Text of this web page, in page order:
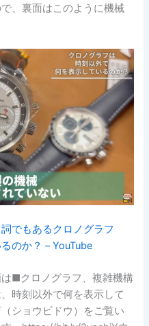
、裏面はこのように機械
でもあるクロノグラフ
のか？ – YouTube
■クロノグラフ、複雑機構
時刻以外で何を表示して
ショウビドウ）をご覧い